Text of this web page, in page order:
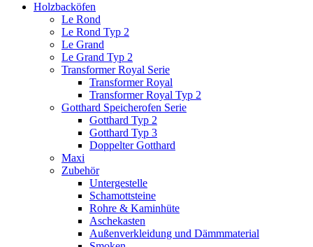
Holzbacköfen
Le Rond
Le Rond Typ 2
Le Grand
Le Grand Typ 2
Transformer Royal Serie
Transformer Royal
Transformer Royal Typ 2
Gotthard Speicherofen Serie
Gotthard Typ 2
Gotthard Typ 3
Doppelter Gotthard
Maxi
Zubehör
Untergestelle
Schamottsteine
Rohre & Kaminhüte
Aschekasten
Außenverkleidung und Dämmmaterial